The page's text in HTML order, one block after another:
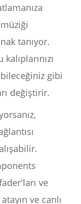
tanıyor.
gibi
değiştirir.
ve
ve canlı